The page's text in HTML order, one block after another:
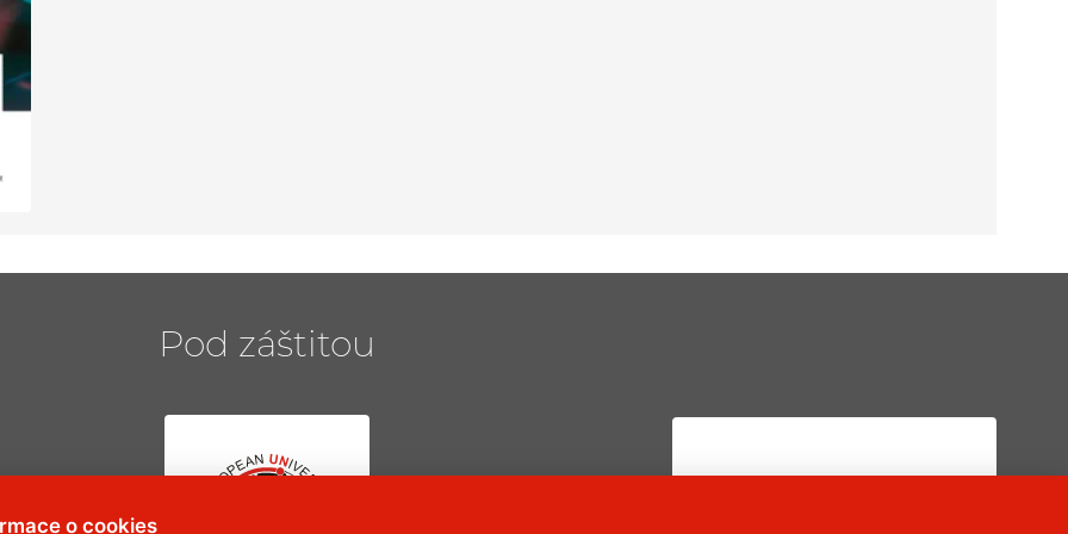
Pod záštitou
o cookies